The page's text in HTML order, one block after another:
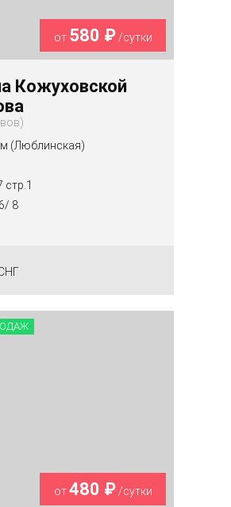
от 580 ₽/сутки
Кожуховской
(Люблинская)
6/ 8
от480 ₽/сутки